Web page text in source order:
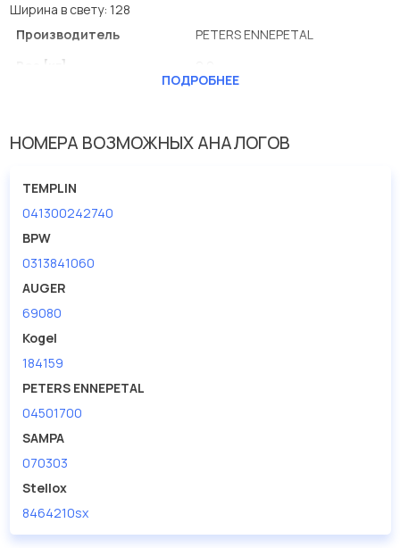
Ширина в свету: 128
Производитель
PETERS ENNEPETAL
Вес [кг]
ПОДРОБНЕЕ
НОМЕРА ВОЗМОЖНЫХ АНАЛОГОВ
TEMPLIN
041300242740
BPW
0313841060
AUGER
69080
Kogel
184159
PETERS ENNEPETAL
04501700
SAMPA
070303
Stellox
8464210sx